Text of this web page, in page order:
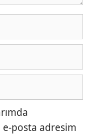
e-posta adresim